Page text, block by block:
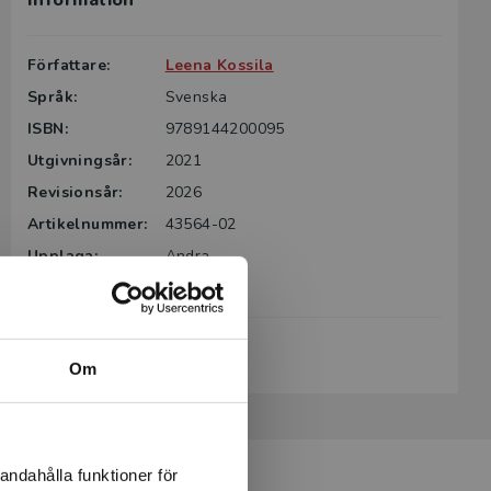
Om
funktioner för
boken
för din
kontakta
det gäller
Författare:
Leena Kossila
Språk:
Svenska
ISBN:
9789144200095
Utgivningsår:
2021
Revisionsår:
2026
Artikelnummer:
43564-02
Upplaga:
Andra
292